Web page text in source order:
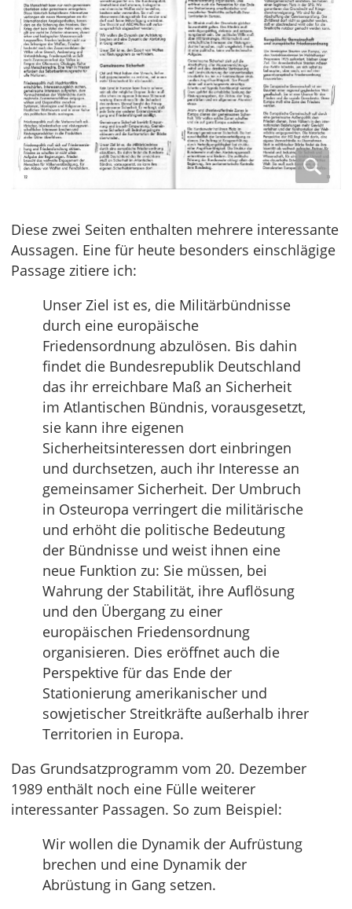
Diese zwei Seiten enthalten mehrere interessante
Aussagen. Eine für heute besonders einschlägige
Passage zitiere ich:
Unser Ziel ist es, die Militärbündnisse
durch eine europäische
Friedensordnung abzulösen. Bis dahin
findet die Bundesrepublik Deutschland
das ihr erreichbare Maß an Sicherheit
im Atlantischen Bündnis, vorausgesetzt,
sie kann ihre eigenen
Sicherheitsinteressen dort einbringen
und durchsetzen, auch ihr Interesse an
gemeinsamer Sicherheit. Der Umbruch
in Osteuropa verringert die militärische
und erhöht die politische Bedeutung
der Bündnisse und weist ihnen eine
neue Funktion zu: Sie müssen, bei
Wahrung der Stabilität, ihre Auflösung
und den Übergang zu einer
europäischen Friedensordnung
organisieren. Dies eröffnet auch die
Perspektive für das Ende der
Stationierung amerikanischer und
sowjetischer Streitkräfte außerhalb ihrer
Territorien in Europa.
Das Grundsatzprogramm vom 20. Dezember
1989 enthält noch eine Fülle weiterer
interessanter Passagen. So zum Beispiel:
Wir wollen die Dynamik der Aufrüstung
brechen und eine Dynamik der
Abrüstung in Gang setzen.